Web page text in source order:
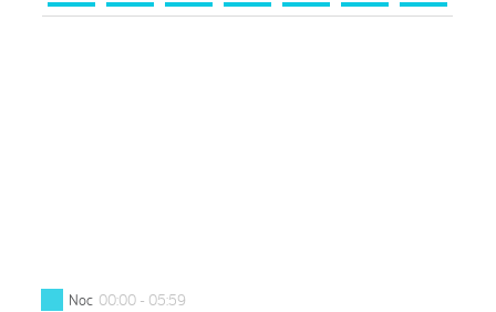
Noc 00:00 - 05:59